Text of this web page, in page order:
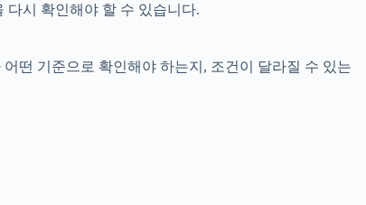
다시 확인해야 할 수 있습니다.
떤 기준으로 확인해야 하는지, 조건이 달라질 수 있는